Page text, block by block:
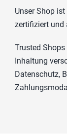
Unser Shop
zertifiziert und
Trusted
Inhaltung
Datenschutz,